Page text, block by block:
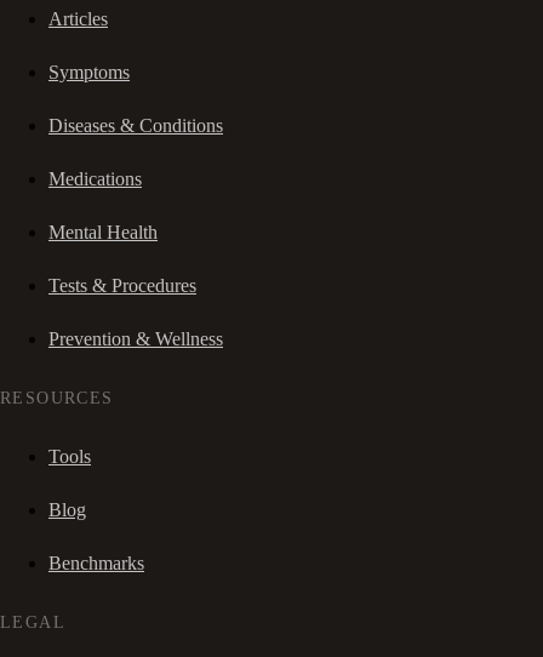
Articles
Symptoms
Diseases & Conditions
Medications
Mental Health
Tests & Procedures
Prevention & Wellness
RESOURCES
Tools
Blog
Benchmarks
LEGAL